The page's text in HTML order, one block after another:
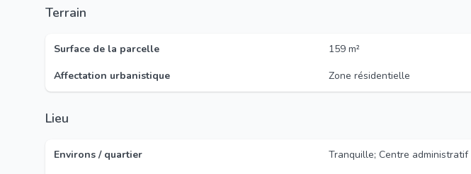
Terrain
Surface de la parcelle
159 m²
Affectation urbanistique
Zone résidentielle
Lieu
Environs / quartier
Tranquille; Centre administratif